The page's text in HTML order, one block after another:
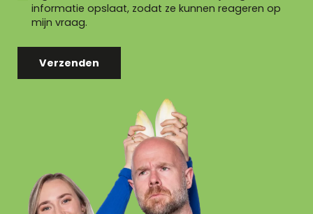
informatie opslaat, zodat ze kunnen reageren op
mijn vraag.
Verzenden